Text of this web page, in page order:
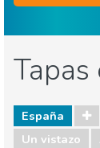
Tapas
España
Un vistazo